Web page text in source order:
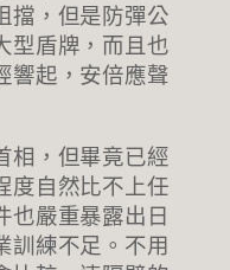
擋，但是防彈公
型盾牌，而且也
響起，安倍應聲
相，但畢竟已經
度自然比不上任
也嚴重暴露出日
訓練不足。不用